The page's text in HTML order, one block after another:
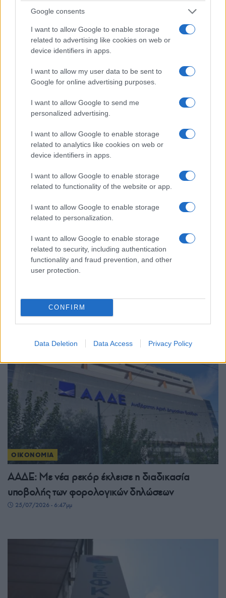
Google consents
I want to allow Google to enable storage
related to advertising like cookies on web or
device identifiers in apps.
I want to allow my user data to be sent to
Google for online advertising purposes.
I want to allow Google to send me
personalized advertising.
I want to allow Google to enable storage
related to analytics like cookies on web or
device identifiers in apps.
I want to allow Google to enable storage
related to functionality of the website or app.
I want to allow Google to enable storage
related to personalization.
I want to allow Google to enable storage
related to security, including authentication
functionality and fraud prevention, and other
user protection.
CONFIRM
Data Deletion Data Access Privacy Policy
Εξωδικαστικός μηχανισμός: Ανοίγει η πλατφόρμα
για χρέη από 5.000 ευρώ – Έως 420 δόσεις
26/07/2026 - 9:21πμ
ΟΙΚΟΝΟΜΙΑ
Ρεύμα: Τα κίτρινα τιμολόγια κερδίζουν έδαφος –
Ακριβότερα τα μπλε, σταθερά τα πράσινα
26/07/2026 - 8:57πμ
ΟΙΚΟΝΟΜΙΑ
ΑΑΔΕ: Με νέα ρεκόρ έκλεισε η διαδικασία
υποβολής των φορολογικών δηλώσεων
25/07/2026 - 6:47μμ